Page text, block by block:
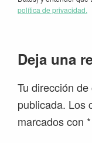
política de privacidad.
los
lectores
Deja una
Tu dirección
publicada. Los
marcados con *